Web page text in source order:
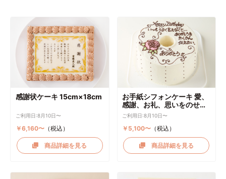
感謝状ケーキ 15cm×18cm
ご利用日:8月10日〜
￥6,160〜（税込）
商品詳細を見る
お手紙シフォンケーキ 愛、
感謝、お礼、思いをのせて
直径17cm
ご利用日:8月10日〜
￥5,100〜 （税込）
商品詳細を見る